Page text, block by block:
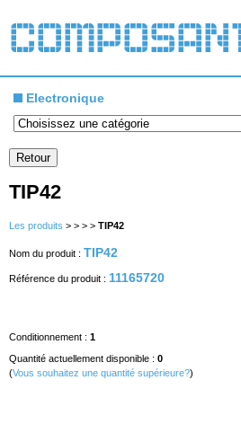
Electronique
TIP42
Les produits > > > > TIP42
Nom du produit : TIP42
Référence du produit : 11165720
Conditionnement : 1
Quantité actuellement disponible : 0
(Vous souhaitez une quantité supérieure?)